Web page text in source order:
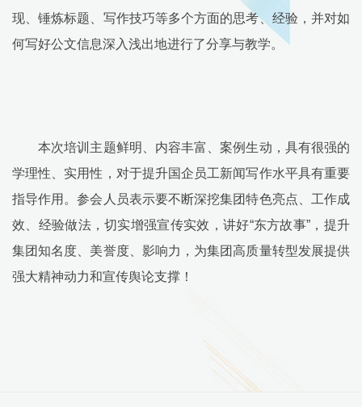
现、锤炼标题、写作技巧等多个方面的思考、经验，并对如
何写好公文信息深入浅出地进行了分享与教学。
本次培训主题鲜明、内容丰富、案例生动，具有很强的
学理性、实用性，对于提升国企员工新闻写作水平具有重要
指导作用。参会人员表示要不断深挖集团特色亮点、工作成
效、经验做法，切实增强宣传实效，讲好“东方故事”，提升
集团知名度、美誉度、影响力，为集团高质量转型发展提供
强大精神动力和宣传舆论支撑！